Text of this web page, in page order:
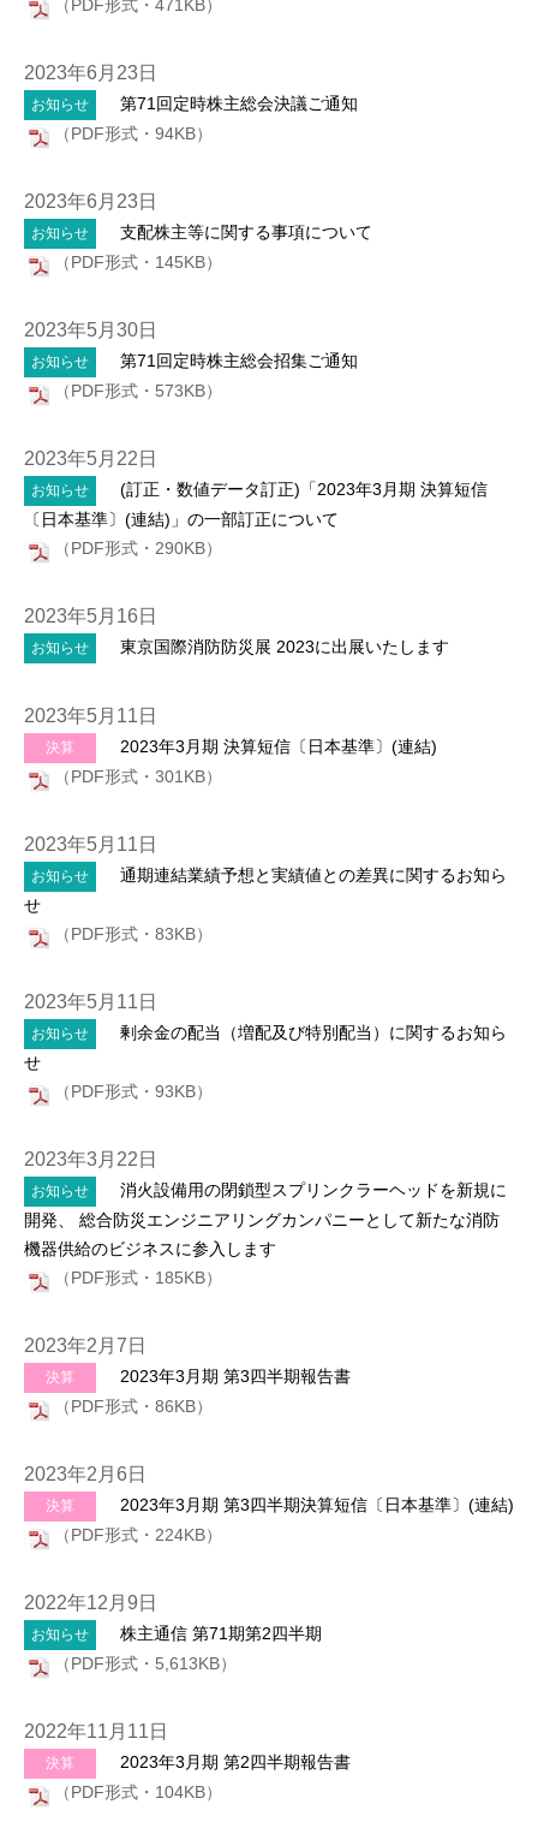
（PDF形式・471KB）
2023年6月23日
お知らせ
第71回定時株主総会決議ご通知
（PDF形式・94KB）
2023年6月23日
お知らせ
支配株主等に関する事項について
（PDF形式・145KB）
2023年5月30日
お知らせ
第71回定時株主総会招集ご通知
（PDF形式・573KB）
2023年5月22日
お知らせ
(訂正・数値データ訂正)「2023年3月期 決算短信
〔日本基準〕(連結)」の一部訂正について
（PDF形式・290KB）
2023年5月16日
お知らせ 東京国際消防防災展 2023に出展いたします
2023年5月11日
決算
2023年3月期 決算短信〔日本基準〕(連結)
（PDF形式・301KB）
2023年5月11日
お知らせ
通期連結業績予想と実績値との差異に関するお知ら
せ
（PDF形式・83KB）
2023年5月11日
お知らせ
剰余金の配当（増配及び特別配当）に関するお知ら
せ
（PDF形式・93KB）
2023年3月22日
お知らせ
消火設備用の閉鎖型スプリンクラーヘッドを新規に
開発、 総合防災エンジニアリングカンパニーとして新たな消防
機器供給のビジネスに参入します
（PDF形式・185KB）
2023年2月7日
決算
2023年3月期 第3四半期報告書
（PDF形式・86KB）
2023年2月6日
決算
2023年3月期 第3四半期決算短信〔日本基準〕(連結)
（PDF形式・224KB）
2022年12月9日
お知らせ
株主通信 第71期第2四半期
（PDF形式・5,613KB）
2022年11月11日
決算
2023年3月期 第2四半期報告書
（PDF形式・104KB）